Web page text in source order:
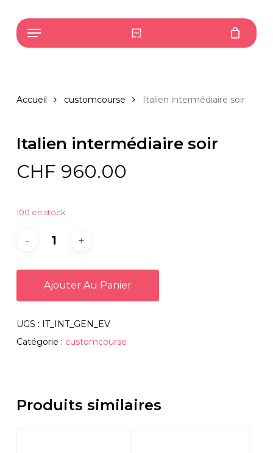
main
Menu
Accueil customcourse Italien intermédiaire soir
Italien intermédiaire soir
CHF 960.00
100 en stock
Ajouter Au Panier
UGS : IT_INT_GEN_EV
Catégorie : customcourse
Produits similaires